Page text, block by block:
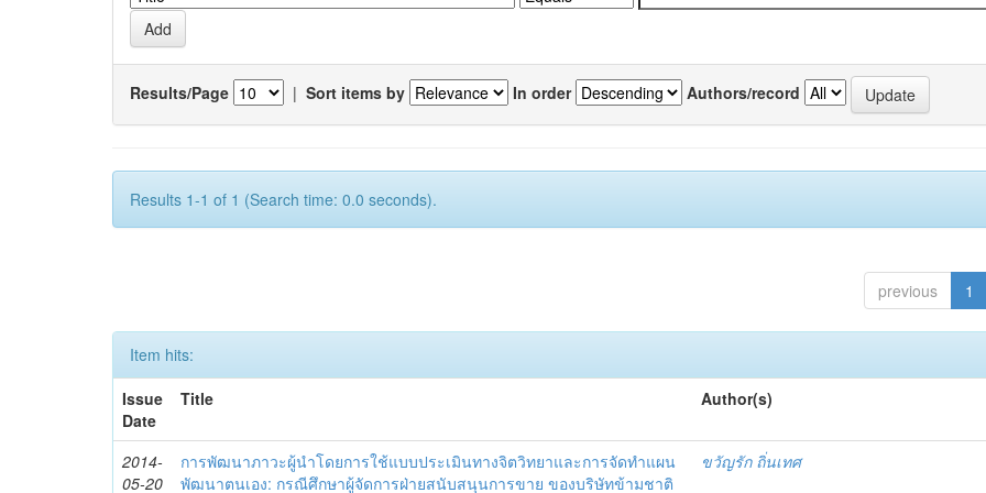
Results/Page | Sort items by In order Authors/record
Results 1-1 of 1 (Search time: 0.0 seconds).
previous 1
Item hits:
Issue
Date
Title Author(s)
2014-
05-20
การพัฒนาภาวะผู้นำโดยการใช้แบบประเมินทางจิตวิทยาและการจัดทำแผน
พัฒนาตนเอง: กรณีศึกษาผู้จัดการฝ่ายสนับสนุนการขาย ของบริษัทข้ามชาติ
ขวัญรัก ถิ่นเทศ